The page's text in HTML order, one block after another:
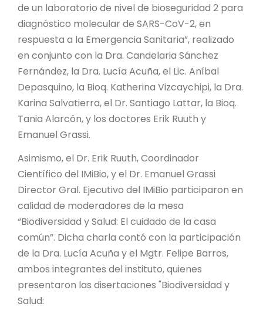
de un laboratorio de nivel de bioseguridad 2 para
diagnóstico molecular de SARS-CoV-2, en
respuesta a la Emergencia Sanitaria”, realizado
en conjunto con la Dra. Candelaria Sánchez
Fernández, la Dra. Lucía Acuña, el Lic. Aníbal
Depasquino, la Bioq. Katherina Vizcaychipi, la Dra.
Karina Salvatierra, el Dr. Santiago Lattar, la Bioq.
Tania Alarcón, y los doctores Erik Ruuth y
Emanuel Grassi.
Asimismo, el Dr. Erik Ruuth, Coordinador
Científico del IMiBio, y el Dr. Emanuel Grassi
Director Gral. Ejecutivo del IMiBio participaron en
calidad de moderadores de la mesa
“Biodiversidad y Salud: El cuidado de la casa
común”. Dicha charla contó con la participación
de la Dra. Lucía Acuña y el Mgtr. Felipe Barros,
ambos integrantes del instituto, quienes
presentaron las disertaciones "Biodiversidad y
Salud: